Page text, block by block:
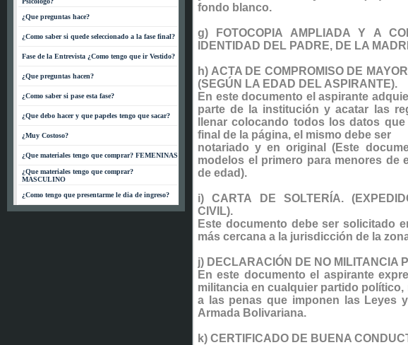
¿Que preguntas hace?
¿Como saber si quede seleccionado a la fase final?
Fase de la Entrevista ¿Como tengo que ir Vestido?
¿Que preguntas hacen?
¿Como saber si pase esta fase?
¿Que debo hacer y que papeles tengo que sacar?
¿Muy Costoso?
¿Que materiales tengo que comprar? FEMENINAS
¿Que materiales tengo que comprar?
MASCULINO
¿Como tengo que presentarme le dia de ingreso?
fondo blanco.
g) FOTOCOPIA AMPLIADA Y A
IDENTIDAD DEL PADRE, DE LA
h) ACTA DE COMPROMISO DE
(SEGÚN LA EDAD DEL ASPIRANTE).
En este documento el aspirante
parte de la institución y acatar las
llenar colocando todos los datos
final de la página, el mismo debe ser
notariado y en original (Este
modelos el primero para menores de
de edad).
i) CARTA DE SOLTERÍA.
CIVIL).
Este documento debe ser solicitado
más cercana a la jurisdicción de la
j) DECLARACIÓN DE NO MILITANCIA
En este documento el aspirante
militancia en cualquier partido político,
a las penas que imponen las Leyes
Armada Bolivariana.
k) CERTIFICADO DE BUENA